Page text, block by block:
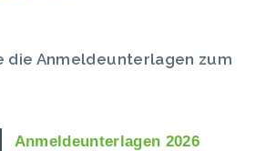
die Anmeldeunterlagen zum
Anmeldeunterlagen 2026